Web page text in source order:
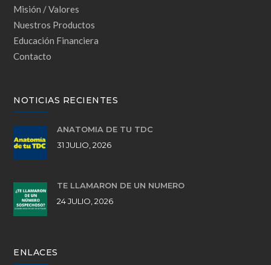
Misión / Valores
Nuestros Productos
Educación Financiera
Contacto
NOTICIAS RECIENTES
ANATOMÍA DE TU TDC
31 JULIO, 2026
TE LLAMARON DE UN NÚMERO
24 JULIO, 2026
ENLACES